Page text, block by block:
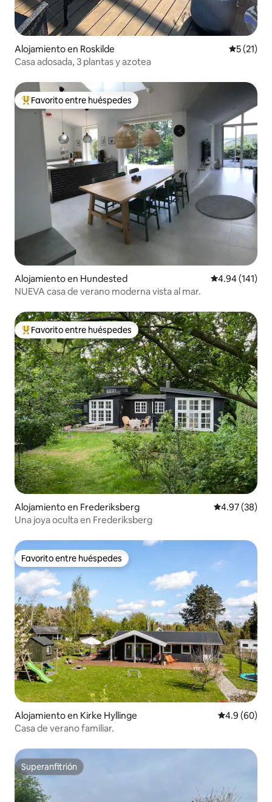
Alojamiento en Roskilde
5 (21)
Casa adosada, 3 plantas y azotea
Favorito entre huéspedes preferido
Favorito entre huéspedes
Alojamiento en Hundested Calificación
4.94 (141)
NUEVA casa de verano moderna vista al mar.
Favorito entre huéspedes preferido
Favorito entre huéspedes
Alojamiento en Frederiksberg Calificación
4.97 (38)
Una joya oculta en Frederiksberg
Favorito entre huéspedes
Favorito entre huéspedes
Alojamiento en Kirke Hyllinge Calificación
4.9 (60)
Casa de verano familiar.
Superanfitrión
Superanfitrión